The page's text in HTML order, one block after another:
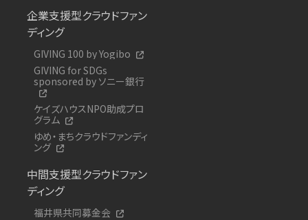
企業支援型クラウドファン
ディング
GIVING 100 by Yogibo
GIVING for SDGs
sponsored by ソニー銀行
ケイズハウスNPO助成プロ
グラム
ゆめ・まちクラウドファンディ
ング
中間支援型クラウドファン
ディング
福井県共同募金会